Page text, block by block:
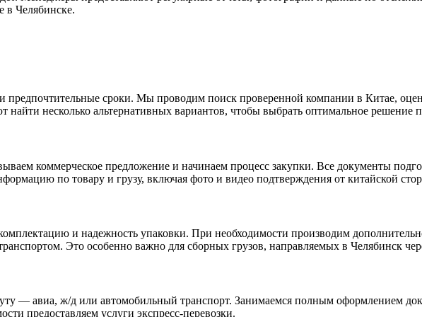
в Челябинске.
и предпочтительные сроки. Мы проводим поиск проверенной компании в Китае,
несколько альтернативных вариантов, чтобы выбрать оптимальное решение
коммерческое предложение и начинаем процесс закупки. Все документы
по товару и грузу, включая фото и видео подтверждения от китайской
и надежность упаковки. При необходимости производим
Это особенно важно для сборных грузов, направляемых в Челябинск
— авиа, ж/д или автомобильный транспорт. Занимаемся полным оформлением
предоставляем услуги экспресс-перевозки.